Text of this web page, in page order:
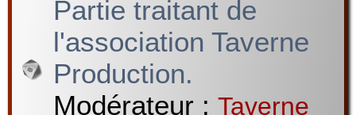
Partie traitant de
l'association Taverne
Production.
Modérateur : Taverne